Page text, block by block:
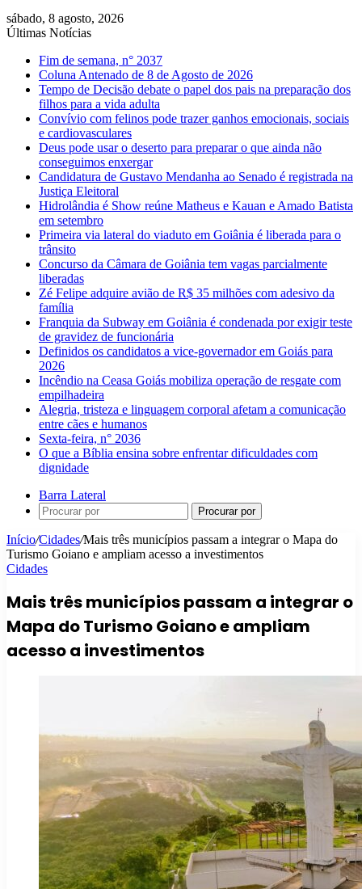
sábado, 8 agosto, 2026
Últimas Notícias
Fim de semana, n° 2037
Coluna Antenado de 8 de Agosto de 2026
Tempo de Decisão debate o papel dos pais na preparação dos
filhos para a vida adulta
Convívio com felinos pode trazer ganhos emocionais, sociais
e cardiovasculares
Deus pode usar o deserto para preparar o que ainda não
conseguimos enxergar
Candidatura de Gustavo Mendanha ao Senado é registrada na
Justiça Eleitoral
Hidrolândia é Show reúne Matheus e Kauan e Amado Batista
em setembro
Primeira via lateral do viaduto em Goiânia é liberada para o
trânsito
Concurso da Câmara de Goiânia tem vagas parcialmente
liberadas
Zé Felipe adquire avião de R$ 35 milhões com adesivo da
família
Franquia da Subway em Goiânia é condenada por exigir teste
de gravidez de funcionária
Definidos os candidatos a vice-governador em Goiás para
2026
Incêndio na Ceasa Goiás mobiliza operação de resgate com
empilhadeira
Alegria, tristeza e linguagem corporal afetam a comunicação
entre cães e humanos
Sexta-feira, n° 2036
O que a Bíblia ensina sobre enfrentar dificuldades com
dignidade
Barra Lateral
Procurar por
Início/Cidades/Mais três municípios passam a integrar o Mapa do
Turismo Goiano e ampliam acesso a investimentos
Cidades
Mais três municípios passam a integrar o
Mapa do Turismo Goiano e ampliam
acesso a investimentos